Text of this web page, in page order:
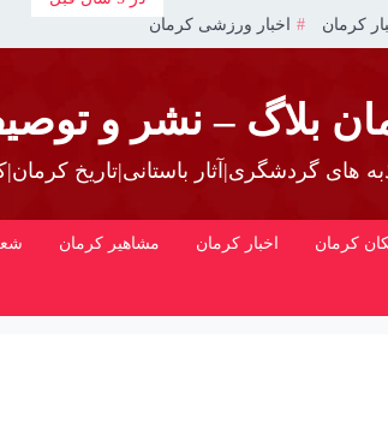
کرمان اخبار ورزشی کرمان
بلاگ – نشر و
های گردشگری|آثار باستانی|تاریخ
کرمان اخبار کرمان مشاهیر کرمان